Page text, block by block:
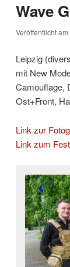
Wave
Veröffentlicht am
Leipzig
mit New
Camouflage,
Ost+Front,
Link zur
Link zum